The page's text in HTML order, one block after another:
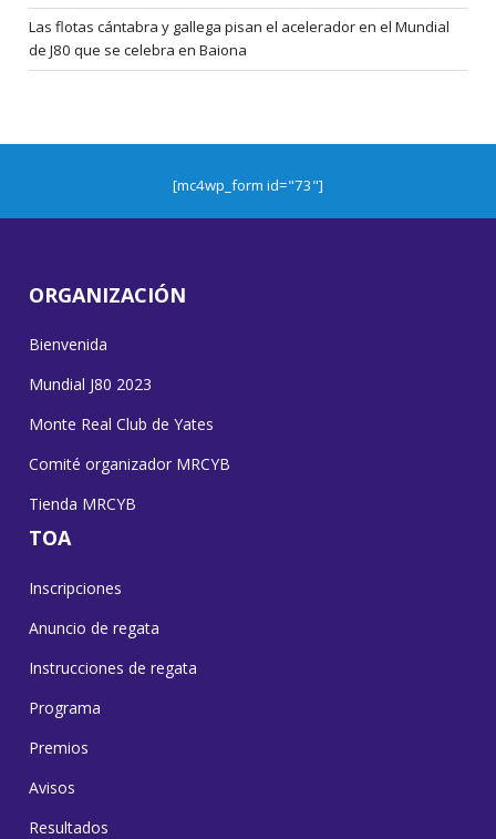
Las flotas cántabra y gallega pisan el acelerador en el Mundial
de J80 que se celebra en Baiona
[mc4wp_form id="73"]
ORGANIZACIÓN
Bienvenida
Mundial J80 2023
Monte Real Club de Yates
Comité organizador MRCYB
Tienda MRCYB
TOA
Inscripciones
Anuncio de regata
Instrucciones de regata
Programa
Premios
Avisos
Resultados